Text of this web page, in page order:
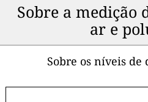
Sobre a medição
ar e
Sobre os níveis